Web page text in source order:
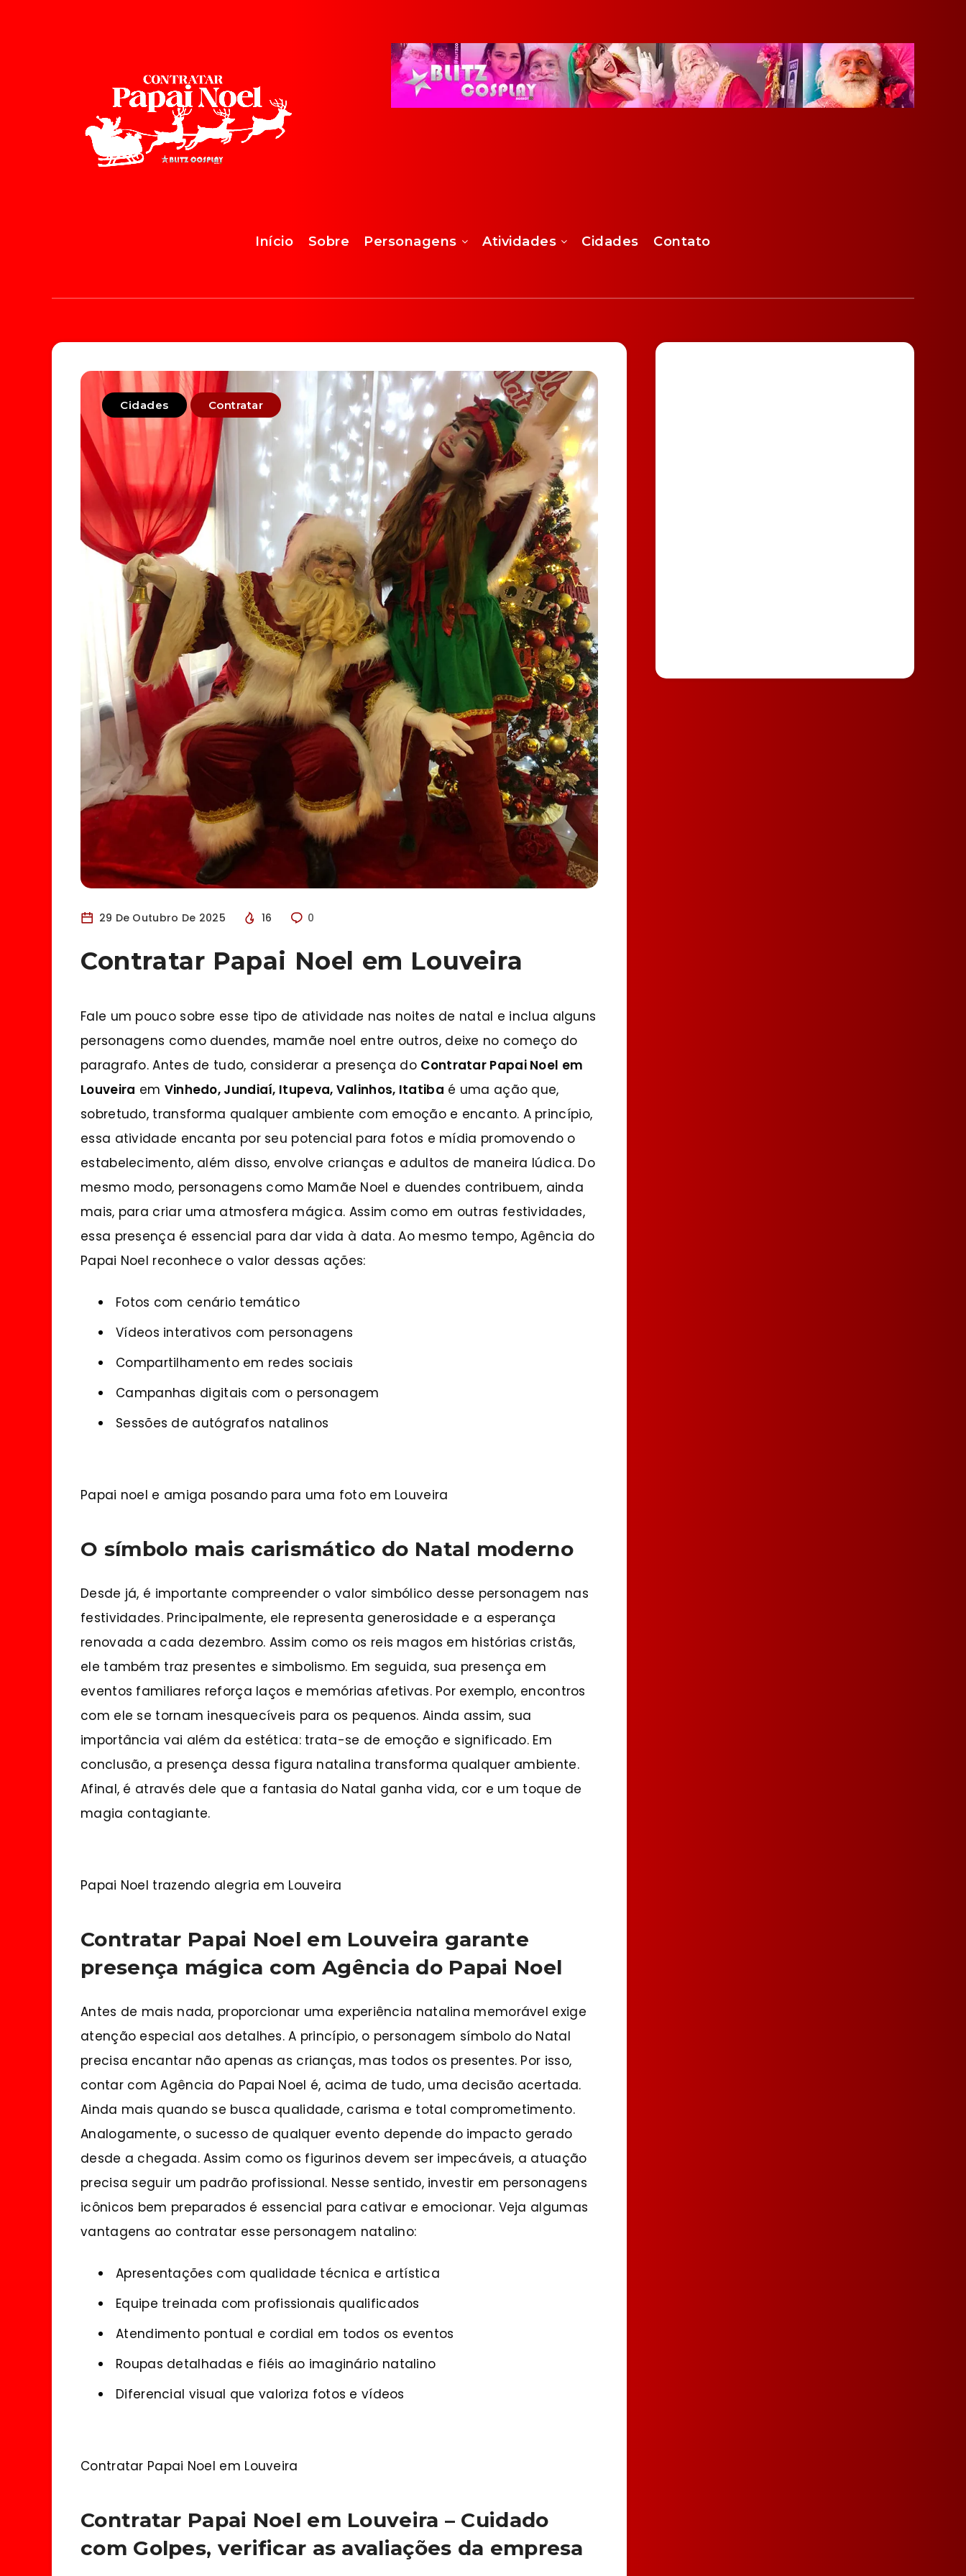
Início Sobre Personagens Atividades Cidades Contato
Cidades Contratar
29 De Outubro De 2025 16 0
Contratar Papai Noel em Louveira
Fale um pouco sobre esse tipo de atividade nas noites de natal e inclua alguns
personagens como duendes, mamãe noel entre outros, deixe no começo do
paragrafo. Antes de tudo, considerar a presença do Contratar Papai Noel em
Louveira em Vinhedo, Jundiaí, Itupeva, Valinhos, Itatiba é uma ação que,
sobretudo, transforma qualquer ambiente com emoção e encanto. A princípio,
essa atividade encanta por seu potencial para fotos e mídia promovendo o
estabelecimento, além disso, envolve crianças e adultos de maneira lúdica. Do
mesmo modo, personagens como Mamãe Noel e duendes contribuem, ainda
mais, para criar uma atmosfera mágica. Assim como em outras festividades,
essa presença é essencial para dar vida à data. Ao mesmo tempo, Agência do
Papai Noel reconhece o valor dessas ações:
Fotos com cenário temático
Vídeos interativos com personagens
Compartilhamento em redes sociais
Campanhas digitais com o personagem
Sessões de autógrafos natalinos
Papai noel e amiga posando para uma foto em Louveira
O símbolo mais carismático do Natal moderno
Desde já, é importante compreender o valor simbólico desse personagem nas
festividades. Principalmente, ele representa generosidade e a esperança
renovada a cada dezembro. Assim como os reis magos em histórias cristãs,
ele também traz presentes e simbolismo. Em seguida, sua presença em
eventos familiares reforça laços e memórias afetivas. Por exemplo, encontros
com ele se tornam inesquecíveis para os pequenos. Ainda assim, sua
importância vai além da estética: trata-se de emoção e significado. Em
conclusão, a presença dessa figura natalina transforma qualquer ambiente.
Afinal, é através dele que a fantasia do Natal ganha vida, cor e um toque de
magia contagiante.
Papai Noel trazendo alegria em Louveira
Contratar Papai Noel em Louveira garante
presença mágica com Agência do Papai Noel
Antes de mais nada, proporcionar uma experiência natalina memorável exige
atenção especial aos detalhes. A princípio, o personagem símbolo do Natal
precisa encantar não apenas as crianças, mas todos os presentes. Por isso,
contar com Agência do Papai Noel é, acima de tudo, uma decisão acertada.
Ainda mais quando se busca qualidade, carisma e total comprometimento.
Analogamente, o sucesso de qualquer evento depende do impacto gerado
desde a chegada. Assim como os figurinos devem ser impecáveis, a atuação
precisa seguir um padrão profissional. Nesse sentido, investir em personagens
icônicos bem preparados é essencial para cativar e emocionar. Veja algumas
vantagens ao contratar esse personagem natalino:
Apresentações com qualidade técnica e artística
Equipe treinada com profissionais qualificados
Atendimento pontual e cordial em todos os eventos
Roupas detalhadas e fiéis ao imaginário natalino
Diferencial visual que valoriza fotos e vídeos
Contratar Papai Noel em Louveira
Contratar Papai Noel em Louveira – Cuidado
com Golpes, verificar as avaliações da empresa